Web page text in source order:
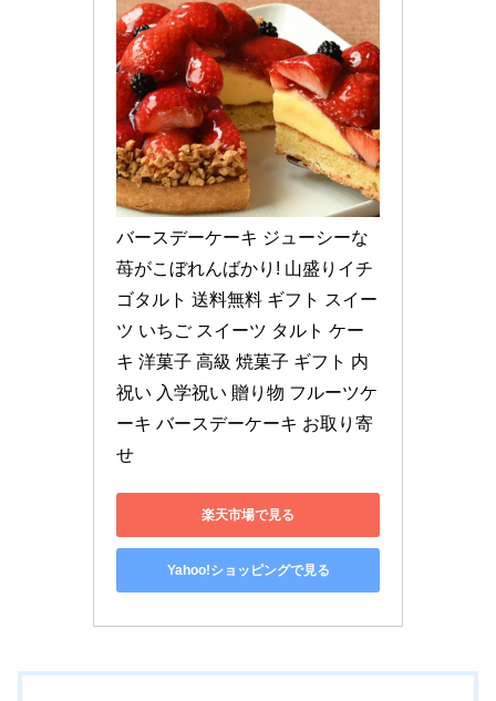
バースデーケーキ ジューシーな
苺がこぼれんばかり! 山盛りイチ
ゴタルト 送料無料 ギフト スイー
ツ いちご スイーツ タルト ケー
キ 洋菓子 高級 焼菓子 ギフト 内
祝い 入学祝い 贈り物 フルーツケ
ーキ バースデーケーキ お取り寄
せ
楽天市場で見る
Yahoo!ショッピングで見る